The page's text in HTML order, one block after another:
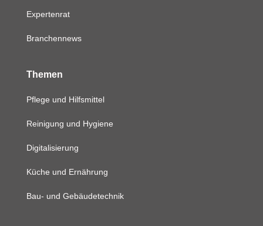
Expertenrat
Branchennews
Themen
Pflege und Hilfsmittel
Reinigung und Hygiene
Digitalisierung
Küche und Ernährung
Bau- und Gebäudetechnik